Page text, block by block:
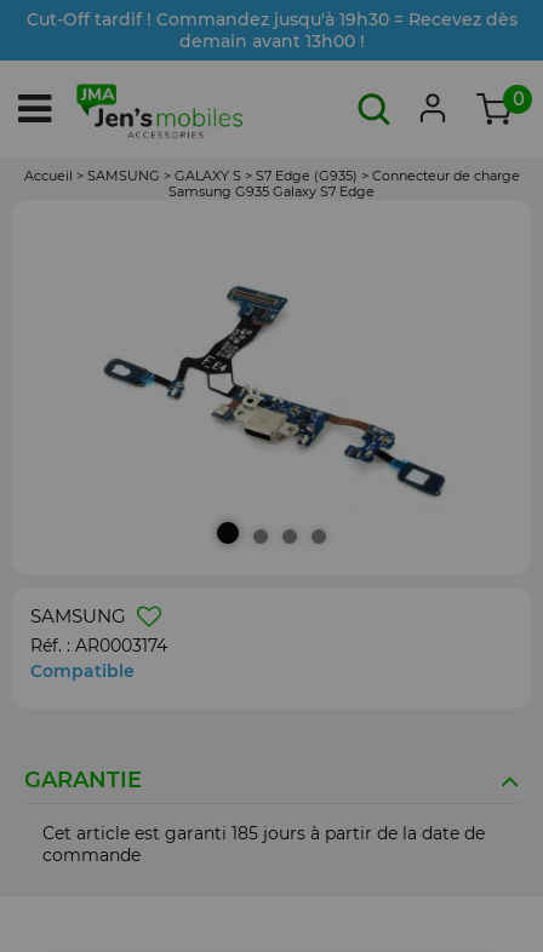
Cut-Off tardif ! Commandez jusqu'à 19h30 = Recevez dès
demain avant 13h00 !
0
Accueil > SAMSUNG > GALAXY S > S7 Edge (G935) > Connecteur de charge
Samsung G935 Galaxy S7 Edge
SAMSUNG
Réf. : AR0003174
Compatible
GARANTIE
Cet article est garanti 185 jours à partir de la date de
commande